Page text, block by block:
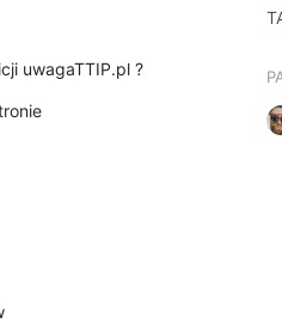
uwagaTTIP.pl ?
Zapraszam też do indywidualnego podpisywania się pod kampanią przeciwko TTIP na stronie